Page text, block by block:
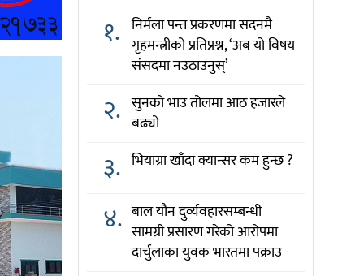
१. निर्मला पन्त प्रकरणमा सदनमै
गृहमन्त्रीको प्रतिप्रश्न, ‘अब यो विषय
संसदमा नउठाउनुस्’
२. सुनको भाउ तोलमा आठ हजारले
बढ्यो
३. भियाग्रा खाँदा क्यान्सर कम हुन्छ ?
४. बाल यौन दुर्व्यवहारसम्बन्धी
सामग्री प्रसारण गरेको आरोपमा
दार्चुलाका युवक भारतमा पक्राउ